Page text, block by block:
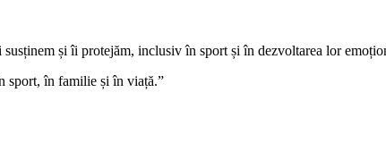
și îi protejăm, inclusiv în sport și în dezvoltarea lor
sport, în familie și în viață.”